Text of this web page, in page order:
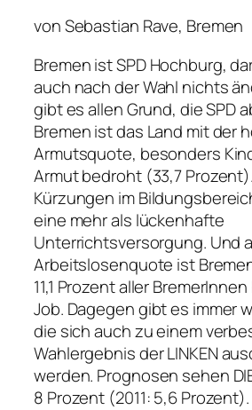
von Sebastian Rave, Bremen
Bremen ist SPD Hochburg,
auch nach der Wahl nichts
gibt es allen Grund, die SPD
Bremen ist das Land mit der
Armutsquote, besonders
Armut bedroht (33,7
Kürzungen im
eine mehr als lückenhafte
Unterrichtsversorgung. Und
Arbeitslosenquote ist
11,1 Prozent aller
Job. Dagegen gibt es immer
die sich auch zu einem
Wahlergebnis der LINKEN
werden. Prognosen sehen
8 Prozent (2011: 5,6 Prozent).